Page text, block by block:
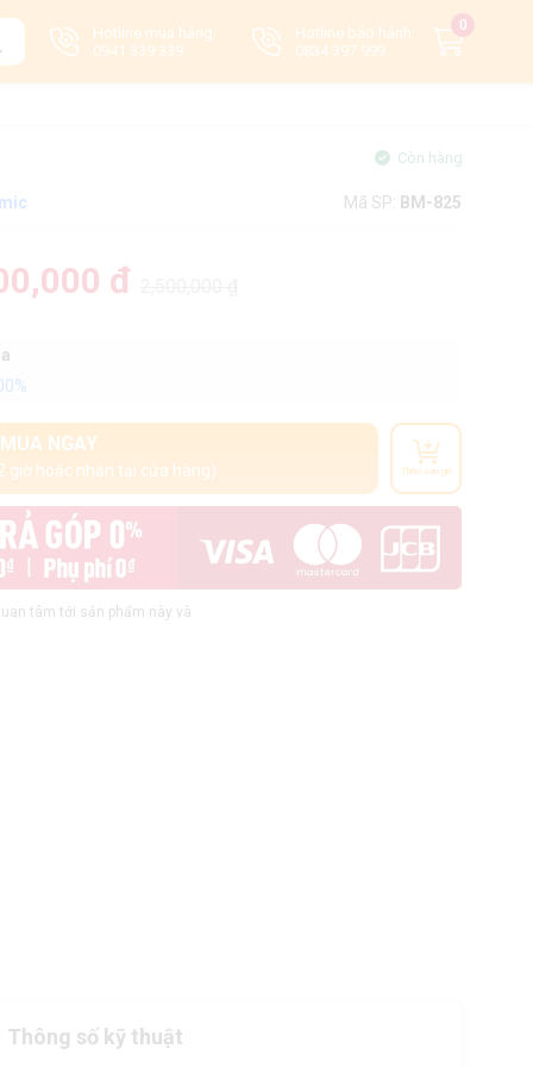
Hotline mua hàng:
0941 339 339
Hotline bảo hành:
0834 397 999
0
Còn hàng
Mã SP: BM-825
đ
MUA NGAY
giờ hoặc nhận tại cửa hàng) Thêm vào giỏ
tâm tới sản phẩm này và
Thông số kỹ thuật